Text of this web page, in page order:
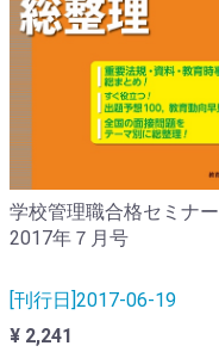
学校管理職合格セミナー
2017年７月号
[刊行日]2017-06-19
¥ 2,241